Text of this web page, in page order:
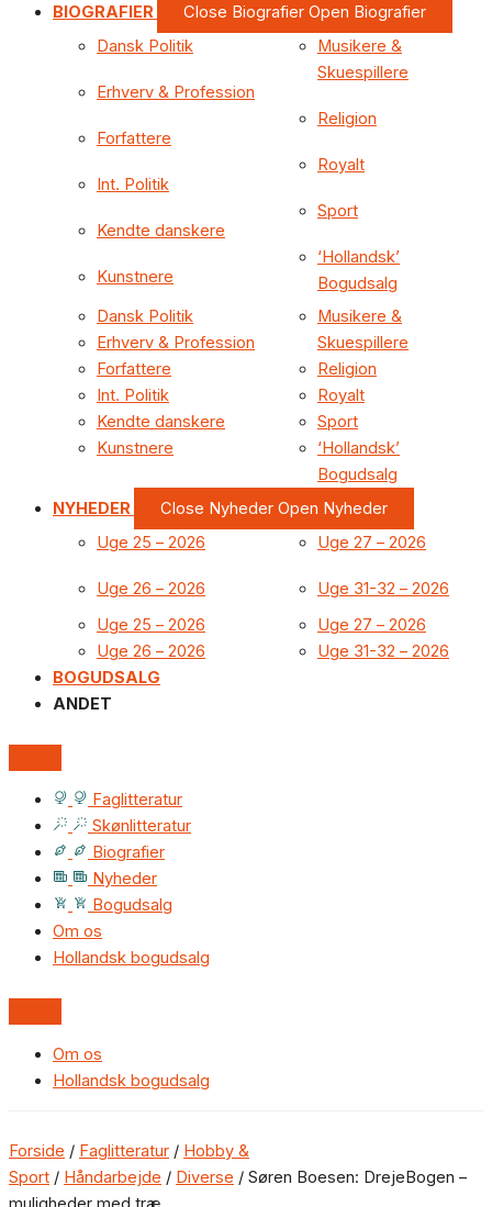
BIOGRAFIER Close Biografier Open Biografier
Dansk Politik
Erhverv & Profession
Forfattere
Int. Politik
Kendte danskere
Kunstnere
Musikere &
Skuespillere
Religion
Royalt
Sport
‘Hollandsk’
Bogudsalg
Dansk Politik
Erhverv & Profession
Forfattere
Int. Politik
Kendte danskere
Kunstnere
Musikere &
Skuespillere
Religion
Royalt
Sport
‘Hollandsk’
Bogudsalg
NYHEDER
Close Nyheder Open Nyheder
Uge 25 – 2026
Uge 26 – 2026
Uge 27 – 2026
Uge 31-32 – 2026
Uge 25 – 2026
Uge 26 – 2026
Uge 27 – 2026
Uge 31-32 – 2026
BOGUDSALG
ANDET
Faglitteratur
Skønlitteratur
Biografier
Nyheder
Bogudsalg
Om os
Hollandsk bogudsalg
Om os
Hollandsk bogudsalg
Forside / Faglitteratur / Hobby &
Sport / Håndarbejde / Diverse / Søren Boesen: DrejeBogen –